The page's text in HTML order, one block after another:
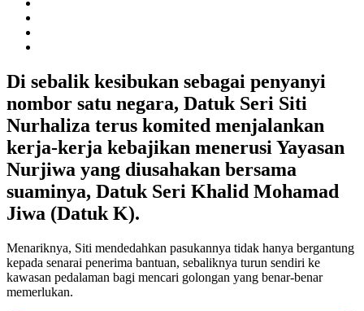
Di sebalik kesibukan sebagai penyanyi
nombor satu negara, Datuk Seri Siti
Nurhaliza terus komited menjalankan
kerja-kerja kebajikan menerusi Yayasan
Nurjiwa yang diusahakan bersama
suaminya, Datuk Seri Khalid Mohamad
Jiwa (Datuk K).
Menariknya, Siti mendedahkan pasukannya tidak hanya bergantung
kepada senarai penerima bantuan, sebaliknya turun sendiri ke
kawasan pedalaman bagi mencari golongan yang benar-benar
memerlukan.